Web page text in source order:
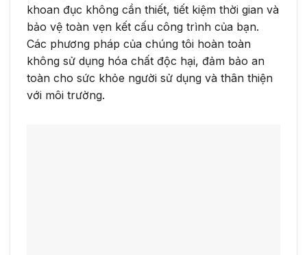
khoan đục không cần thiết, tiết kiệm thời gian và
bảo vệ toàn vẹn kết cấu công trình của bạn.
Các phương pháp của chúng tôi hoàn toàn
không sử dụng hóa chất độc hại, đảm bảo an
toàn cho sức khỏe người sử dụng và thân thiện
với môi trường.